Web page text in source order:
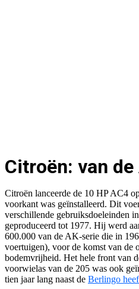
Citroën: van
Citroën lanceerde de 10 HP AC4
voorkant was geïnstalleerd. Dit
verschillende gebruiksdoeleinden
geproduceerd tot 1977. Hij werd
600.000 van de AK-serie die in
voertuigen), voor de komst van de
bodemvrijheid. Het hele front van
voorwielas van de 205 was ook
tien jaar lang naast de Berlingo